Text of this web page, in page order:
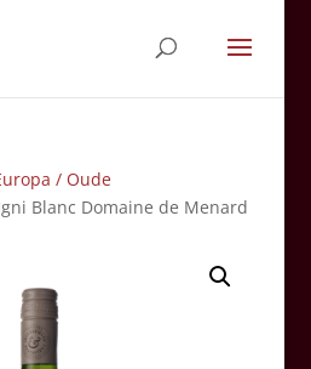
/ Oude
Blanc Domaine de Menard